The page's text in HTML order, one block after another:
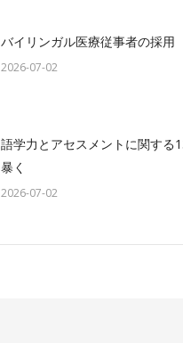
バイリンガル医療従事者の採用
2026-07-02
語学力とアセスメントに関する
暴く
2026-07-02